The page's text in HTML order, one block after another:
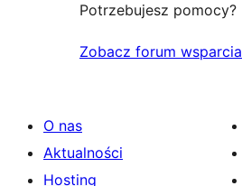
Potrzebujesz pomocy?
Zobacz forum wsparcia
O nas
Aktualności
Hosting